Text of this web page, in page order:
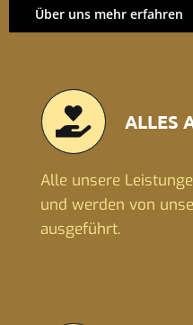
Über uns mehr erfahren
ALLES
Alle unsere
und werden von
ausgeführt.